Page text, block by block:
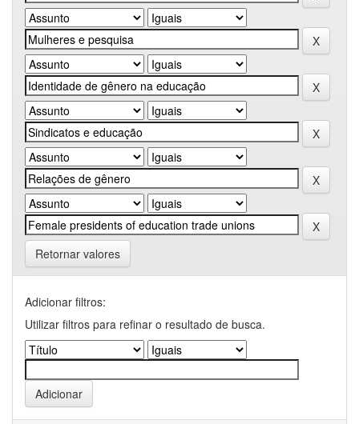
Retornar valores
Adicionar filtros:
Utilizar filtros para refinar o resultado de busca.